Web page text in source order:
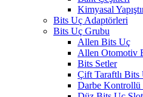
Kimyasal
Bits Uç Adaptörleri
Bits Uç Grubu
Allen Bits Uç
Allen Otomotiv
Bits Setler
Çift Taraftlı Bits
Darbe Kontrollü